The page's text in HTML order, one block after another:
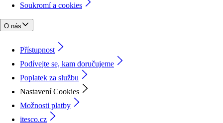
Soukromí a cookies
O nás
Přístupnost
Podívejte se, kam doručujeme
Poplatek za službu
Nastavení Cookies
Možnosti platby
itesco.cz